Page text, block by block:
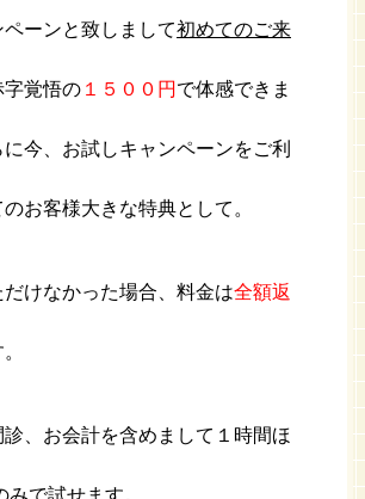
ーンと致しまして初めてのご来
字覚悟の １５００円 で体感できま
今、お試しキャンペーンをご利
お客様大きな特典として。
だけなかった場合、料金は全額返
、お会計を含めまして１時間ほ
みで試せます。